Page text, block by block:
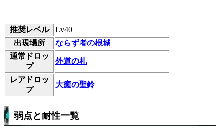
推奨レベル
Lv40
出現場所
ならず者の根城
通常ドロッ
プ
外道の札
レアドロッ
プ
大癒の聖鈴
弱点と耐性一覧